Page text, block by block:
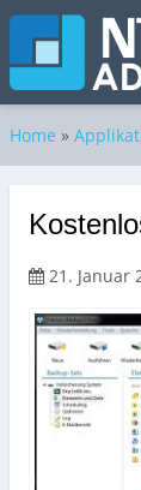
Home »
21. Januar